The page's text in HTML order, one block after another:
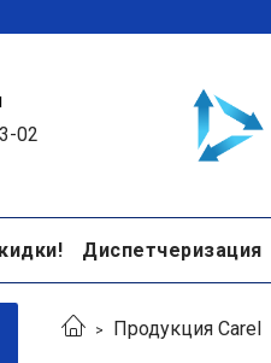
02
Диспетчеризация
Продукция Carel